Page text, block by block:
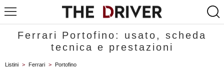
Ferrari Portofino: usato, scheda
tecnica e prestazioni
Listini > Ferrari > Portofino